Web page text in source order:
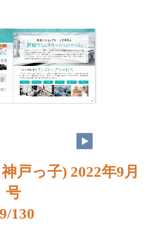
戸っ子) 2022年9月
号
130